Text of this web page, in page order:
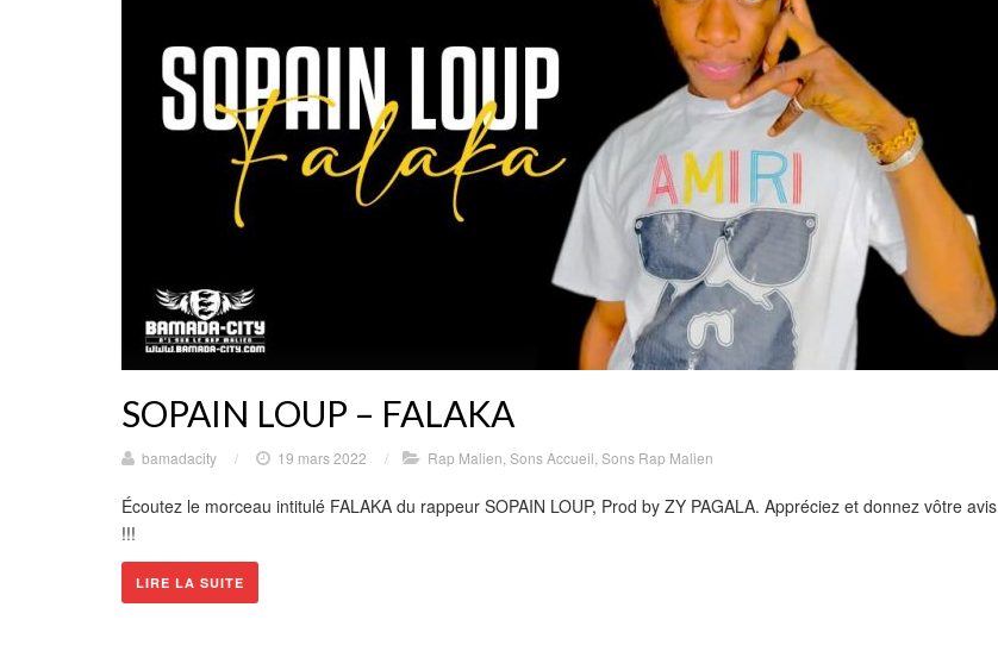
SOPAIN LOUP – FALAKA
bamadacity / 19 mars 2022 / Rap Malien Sons Accueil Sons Rap Malien
Écoutez le morceau intitulé FALAKA du rappeur SOPAIN LOUP, Prod by ZY PAGALA. Appréciez et donnez vôtre avis
!!!
LIRE LA SUITE